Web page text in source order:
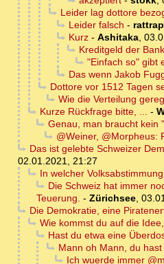
Leider lag dottore
Leider falsch - rattrap
Kurz- Ashitaka,
Kreditgeld der
"Einfach so" gibt
Das wenn Jakob
Dottore vor 1512 Tagen
Wie die Verteilung
Kurze Rückfrage bitte, ... -
Genau, man braucht kein
@Weiner, @Morpheus:
Das ist gelebte Schweizer
02.01.2021, 21:27
In welcher
Die Schweiz hat immer
Teuerung. - Zürichsee,
Die Demokratie, eine
Wie kommst du auf die
Hast du etwa eine
Mann oh Mann, du
Ich wuerde immer